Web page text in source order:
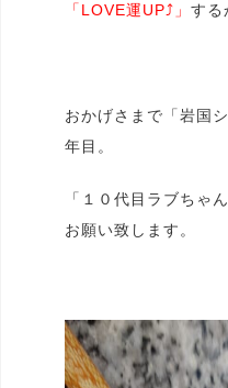
「LOVE運UP⤴」する
おかげさまで「岩国
年目。
「１０代目ラブちゃ
お願い致します。